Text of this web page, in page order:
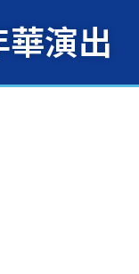
演出